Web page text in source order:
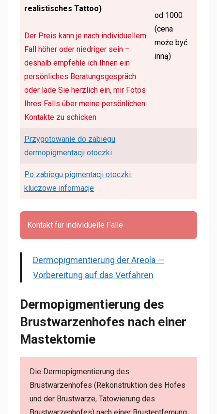
realistisches Tattoo)
Der Preis kann je nach individuellem
Fall höher oder niedriger sein –
deshalb empfehle ich Ihnen ein
persönliches Beratungsgespräch
oder lade Sie herzlich ein, mir Fotos
Ihres Falls über meine persönlichen
Kontakte zu schicken
od 1000
(cena
może być
inną)
Przygotowanie do zabiegu
dermopigmentacji otoczki
Po zabiegu pigmentacji otoczki:
kluczowe informacje
Kontakt für individuelle Fälle
Dermopigmentierung der Areola —
Vorbereitung auf das Verfahren
Dermopigmentierung des
Brustwarzenhofes nach einer
Mastektomie
Die Dermopigmentierung des
Brustwarzenhofes (Rekonstruktion des Hofes
und der Brustwarze, Tätowierung des